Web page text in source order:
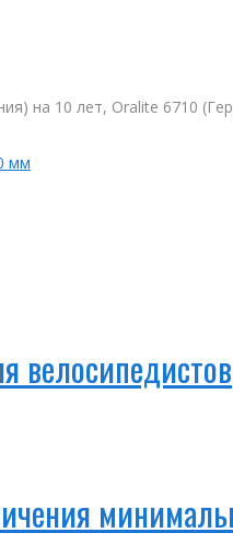
на 10 лет, Oralite 6710
мм
велосипедистов